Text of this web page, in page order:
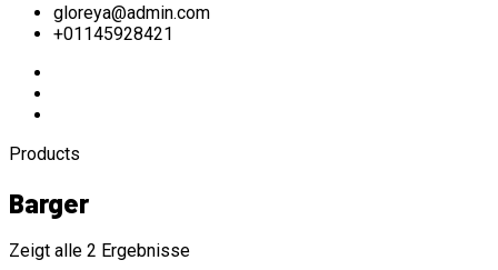
gloreya@admin.com
+01145928421
Products
Barger
Zeigt alle 2 Ergebnisse